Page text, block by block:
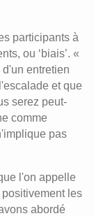
participants à
ou ‘biais’. «
entretien
et que
serez peut-
comme
pas
l'on appelle
les
abordé